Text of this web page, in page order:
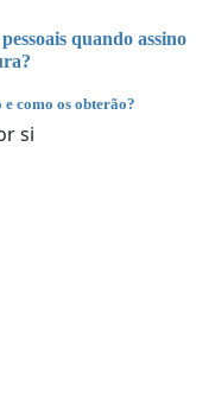
quando assino
como os obterão?
si